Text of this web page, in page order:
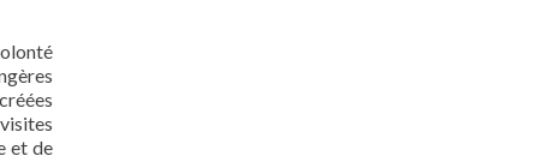
et de